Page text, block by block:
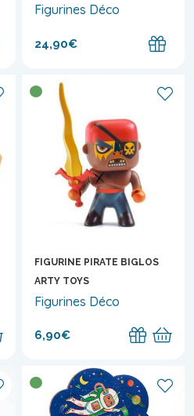
Figurines Déco
24,90€
FIGURINE PIRATE BIGLOS
ARTY TOYS
Figurines Déco
6,90€